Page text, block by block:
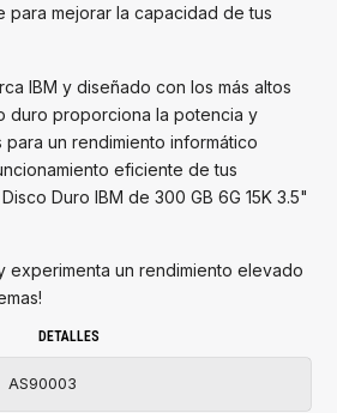
para mejorar la capacidad de tus
IBM y diseñado con los más altos
duro proporciona la potencia y
un rendimiento informático
eficiente de tus
Duro IBM de 300 GB 6G 15K 3.5"
experimenta un rendimiento elevado
DETALLES
AS90003